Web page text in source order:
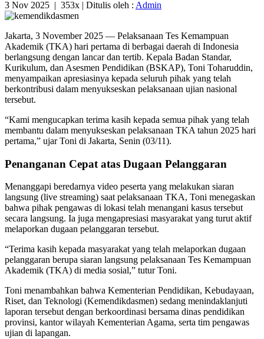
3 Nov 2025 | 353x | Ditulis oleh : Admin
Jakarta, 3 November 2025 — Pelaksanaan Tes Kemampuan
Akademik (TKA) hari pertama di berbagai daerah di Indonesia
berlangsung dengan lancar dan tertib. Kepala Badan Standar,
Kurikulum, dan Asesmen Pendidikan (BSKAP), Toni Toharuddin,
menyampaikan apresiasinya kepada seluruh pihak yang telah
berkontribusi dalam menyukseskan pelaksanaan ujian nasional
tersebut.
“Kami mengucapkan terima kasih kepada semua pihak yang telah
membantu dalam menyukseskan pelaksanaan TKA tahun 2025 hari
pertama,” ujar Toni di Jakarta, Senin (03/11).
Penanganan Cepat atas Dugaan Pelanggaran
Menanggapi beredarnya video peserta yang melakukan siaran
langsung (live streaming) saat pelaksanaan TKA, Toni menegaskan
bahwa pihak pengawas di lokasi telah menangani kasus tersebut
secara langsung. Ia juga mengapresiasi masyarakat yang turut aktif
melaporkan dugaan pelanggaran tersebut.
“Terima kasih kepada masyarakat yang telah melaporkan dugaan
pelanggaran berupa siaran langsung pelaksanaan Tes Kemampuan
Akademik (TKA) di media sosial,” tutur Toni.
Toni menambahkan bahwa Kementerian Pendidikan, Kebudayaan,
Riset, dan Teknologi (Kemendikdasmen) sedang menindaklanjuti
laporan tersebut dengan berkoordinasi bersama dinas pendidikan
provinsi, kantor wilayah Kementerian Agama, serta tim pengawas
ujian di lapangan.